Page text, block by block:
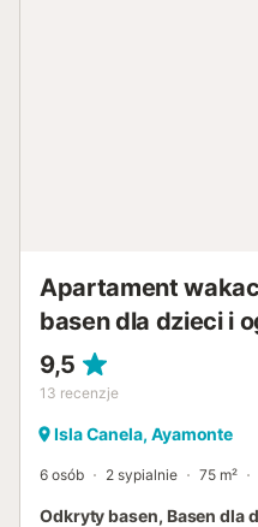
Apartament
basen dla dzieci i
9,5
13 recenzje
Isla Canela, Ayamonte
6 osób 2 sypialnie 75 m²
Odkryty basen, Basen dla